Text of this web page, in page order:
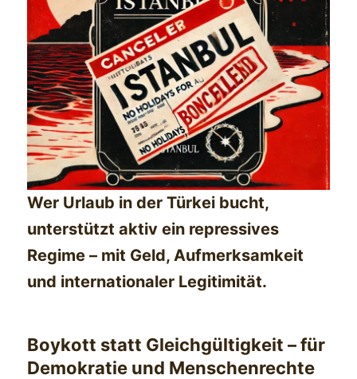
Wer Urlaub in der Türkei bucht,
unterstützt aktiv ein repressives
Regime – mit Geld, Aufmerksamkeit
und internationaler Legitimität.
Boykott statt Gleichgültigkeit – für
Demokratie und Menschenrechte